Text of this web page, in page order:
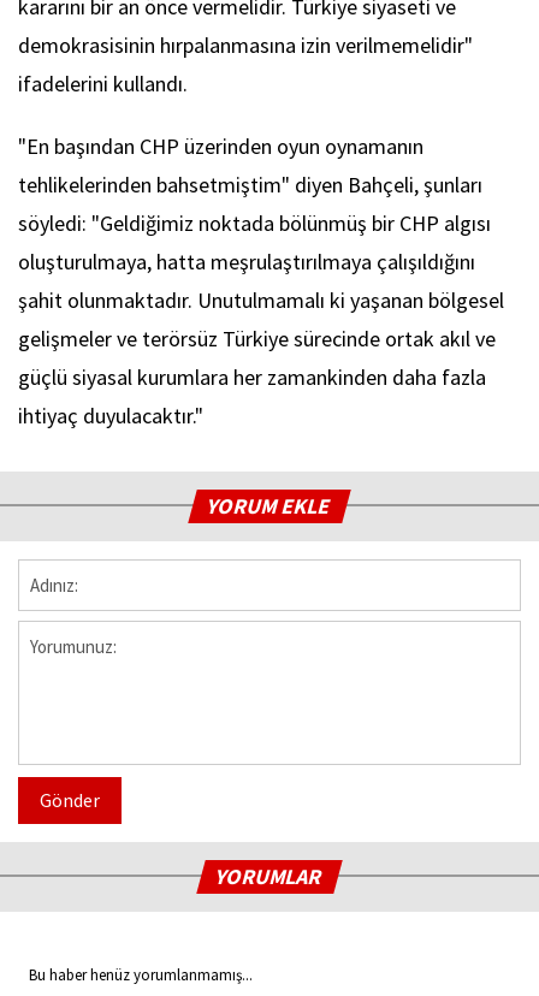
kararını bir an önce vermelidir. Türkiye siyaseti ve
demokrasisinin hırpalanmasına izin verilmemelidir"
ifadelerini kullandı.
"En başından CHP üzerinden oyun oynamanın
tehlikelerinden bahsetmiştim" diyen Bahçeli, şunları
söyledi: "Geldiğimiz noktada bölünmüş bir CHP algısı
oluşturulmaya, hatta meşrulaştırılmaya çalışıldığını
şahit olunmaktadır. Unutulmamalı ki yaşanan bölgesel
gelişmeler ve terörsüz Türkiye sürecinde ortak akıl ve
güçlü siyasal kurumlara her zamankinden daha fazla
ihtiyaç duyulacaktır."
YORUM EKLE
Gönder
YORUMLAR
Bu haber henüz yorumlanmamış...